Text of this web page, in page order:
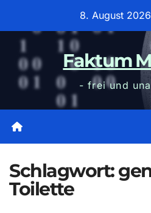
8. August 2026
Faktum
- frei und
Schlagwort:
Toilette